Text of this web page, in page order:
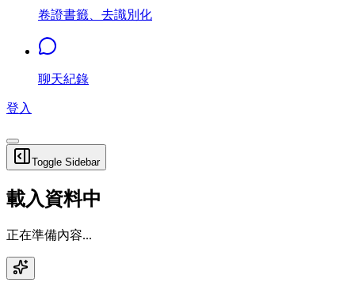
卷證書籤、去識別化
聊天紀錄
登入
Toggle Sidebar
載入資料中
正在準備內容...